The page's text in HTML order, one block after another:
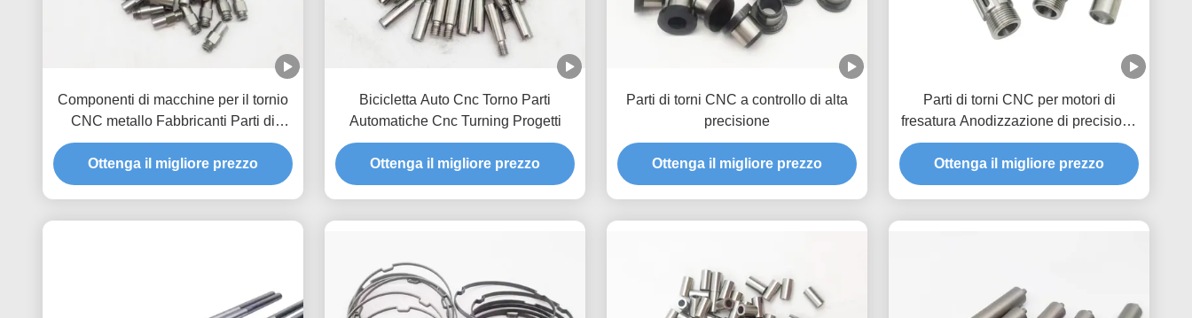
Componenti di macchine per il tornio
CNC metallo Fabbricanti Parti di
tornio su misura
Ottenga il migliore prezzo
Bicicletta Auto Cnc Torno Parti
Automatiche Cnc Turning Progetti
Ottenga il migliore prezzo
Parti di torni CNC a controllo di alta
precisione
Ottenga il migliore prezzo
Parti di torni CNC per motori di
fresatura Anodizzazione di precisione
Parti di taglio CNC personalizzate
Ottenga il migliore prezzo